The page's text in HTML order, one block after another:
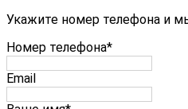
Укажите номер телефона и
Номер телефона*
Email